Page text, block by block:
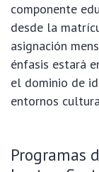
componente
desde la
asignación
énfasis estará
el dominio de
entornos
Programas